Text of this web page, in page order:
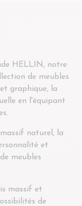
HELLIN, notre
de meubles
graphique, la
en l'équipant
naturel, la
et
meubles
massif et
de